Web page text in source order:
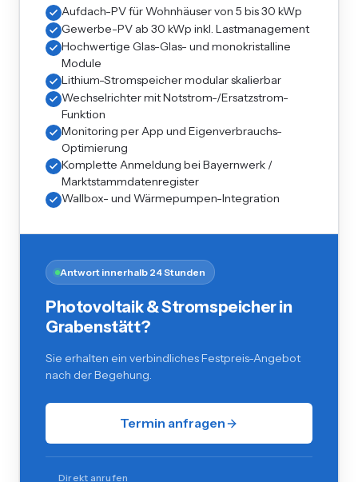
Aufdach-PV für Wohnhäuser von 5 bis 30 kWp
Gewerbe-PV ab 30 kWp inkl. Lastmanagement
Hochwertige Glas-Glas- und monokristalline
Module
Lithium-Stromspeicher modular skalierbar
Wechselrichter mit Notstrom-/Ersatzstrom-
Funktion
Monitoring per App und Eigenverbrauchs-
Optimierung
Komplette Anmeldung bei Bayernwerk /
Marktstammdatenregister
Wallbox- und Wärmepumpen-Integration
Antwort innerhalb 24 Stunden
Photovoltaik & Stromspeicher in
Grabenstätt?
Sie erhalten ein verbindliches Festpreis-Angebot
nach der Begehung.
Termin anfragen
Direkt anrufen